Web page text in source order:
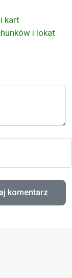
kart
i lokat